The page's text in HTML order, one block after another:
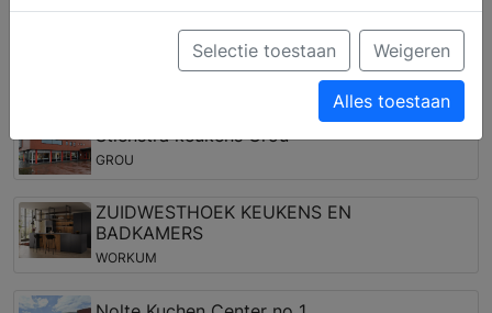
advies over inbouwapparatuur van verschillende
Keukenwinkels in de regio Peest
Stienstra keukens Grou
GROU
ZUIDWESTHOEK KEUKENS EN
BADKAMERS
WORKUM
Selectie toestaan Weigeren
Alles toestaan